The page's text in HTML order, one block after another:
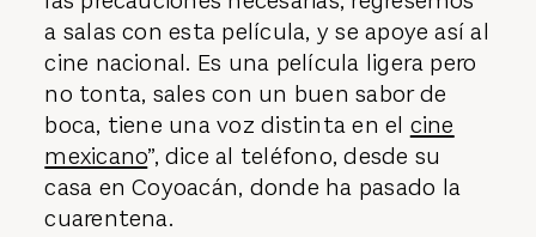
a salas con esta película, y se apoye así al
cine nacional. Es una película ligera pero
no tonta, sales con un buen sabor de
boca, tiene una voz distinta en el cine
mexicano”, dice al teléfono, desde su
casa en Coyoacán, donde ha pasado la
cuarentena.